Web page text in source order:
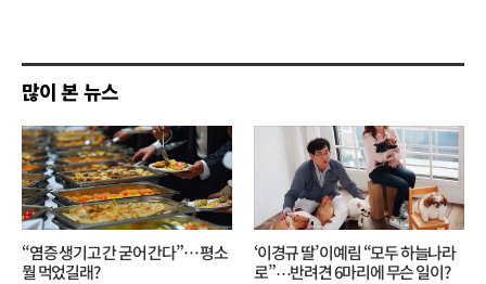
기
많이 본 뉴스
“염증 생기고 간 굳어 간다”… 평소
뭘 먹었길래?
‘이경규 딸’ 이예림 “모두 하늘나라
로”⋯반려견 6마리에 무슨 일이?